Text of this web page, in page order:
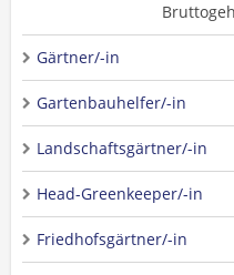
Gärtner/-in
Gartenbauhelfer/-in
Landschaftsgärtner/-in
Head-Greenkeeper/-in
Friedhofsgärtner/-in